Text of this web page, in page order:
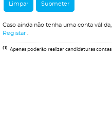
Caso ainda não tenha uma conta
Registar
(1) Apenas poderão realizar candidaturas